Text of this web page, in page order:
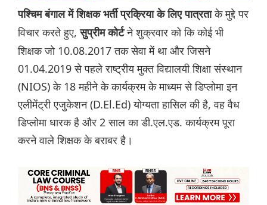
पश्चिम बंगाल में शिक्षक भर्ती प्रक्रिया के लिए पात्रताके मुद्दे पर
विचार करते हुए,सुप्रीम कोर्टने शुक्रवार को कि कोई भी
शिक्षक जो 10.08.2017 तक सेवा में था और जिसने
01.04.2019 से पहले राष्ट्रीय मुक्त विद्यालयी शिक्षा संस्थान
(NIOS) के 18 महीने के कार्यक्रम के माध्यम से डिप्लोमा इन
एलीमेंट्री एजुकेशन (D.El.Ed) योग्यता हासिल की है, वह वैध
डिप्लोमा धारक है और 2 साल का डी.एल.एड. कार्यक्रम पूरा
करने वाले शिक्षक के बराबर है।